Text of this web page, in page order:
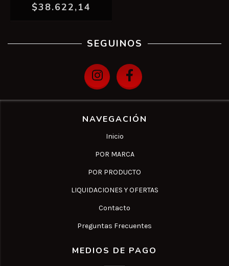
$38.622,14
SEGUINOS
NAVEGACIÓN
Inicio
POR MARCA
POR PRODUCTO
LIQUIDACIONES Y OFERTAS
Contacto
Preguntas Frecuentes
MEDIOS DE PAGO